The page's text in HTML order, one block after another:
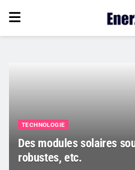
TECHNOLOGIE
Des modules solaires
robustes, etc.